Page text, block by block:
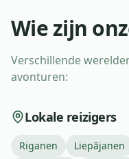
Wie zijn
Verschillende
avonturen:
Lokale reizigers
Riganen Liepājanen